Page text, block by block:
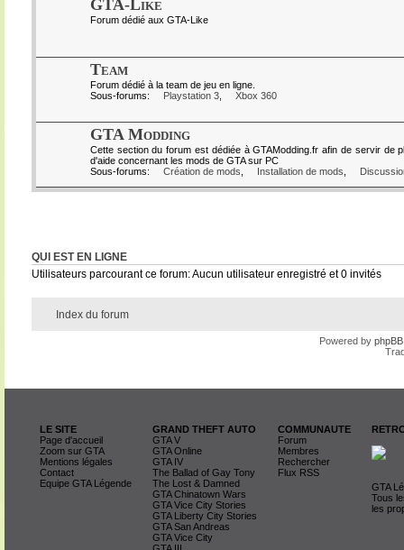
GTA-Like
Forum dédié aux GTA-Like
Team
Forum dédié à la team de jeu en ligne.
Sous-forums:
Playstation 3, Xbox 360
GTA Modding
Cette section du forum est dédiée à GTAModding.fr afin de servir de
d'aide concernant les mods de GTA sur PC
Sous-forums:
Création de mods, Installation de mods,
QUI EST EN LIGNE
Utilisateurs parcourant ce forum: Aucun utilisateur enregistré et 0 invités
Index du forum
Powered by phpBB
LE SITE
Page d'accueil
Zoom sur GTA
Mentions légales
Contact
Equipe GTA Légende
GRAND THEFT AUTO
GTA V
GTA Online
GTA IV
The Ballad of Gay Tony
The Lost & Damned
GTA Chinatown Wars
GTA Vice City Stories
GTA Liberty City Stories
GTA San Andreas
GTA Vice City
COMMUNAUTE
Forum
Membres
Rechercher
Flux RSS
GTA
Tous
les